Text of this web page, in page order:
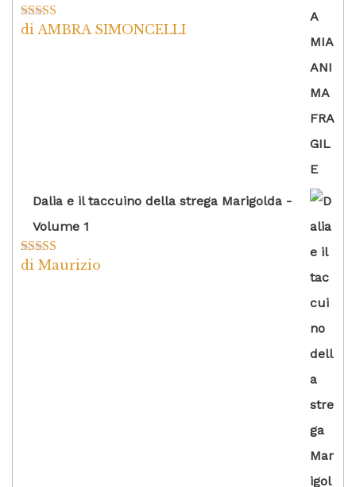
Valutato5su
di AMBRA SIMONCELLI
Dalia e il taccuino della strega Marigolda -
Volume 1
Valutato4
di Maurizio